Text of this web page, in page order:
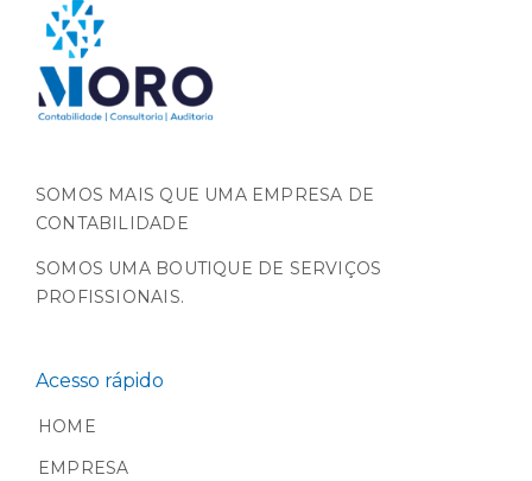
SOMOS MAIS QUE UMA EMPRESA DE
CONTABILIDADE
SOMOS UMA BOUTIQUE DE SERVIÇOS
PROFISSIONAIS.
Acesso rápido
HOME
EMPRESA